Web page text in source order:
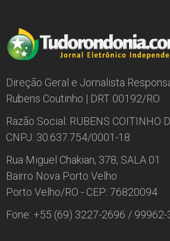
Direção Geral e Jornalista
Rubens Coutinho | DRT 00192/RO
Razão Social: RUBENS COITINHO
CNPJ: 30.637.754/0001-18
Rua Miguel Chakian, 378, SALA 01
Bairro Nova Porto Velho
Porto Velho/RO - CEP: 76820094
Fone: +55 (69) 3227-2696 / 99962-